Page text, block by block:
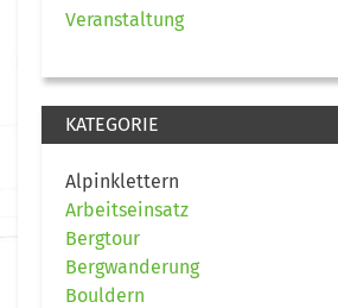
Veranstaltung
KATEGORIE
Alpinklettern
Arbeitseinsatz
Bergtour
Bergwanderung
Bouldern